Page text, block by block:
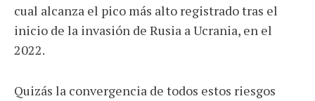
cual alcanza el pico más alto registrado tras el
inicio de la invasión de Rusia a Ucrania, en el
2022.
Quizás la convergencia de todos estos riesgos